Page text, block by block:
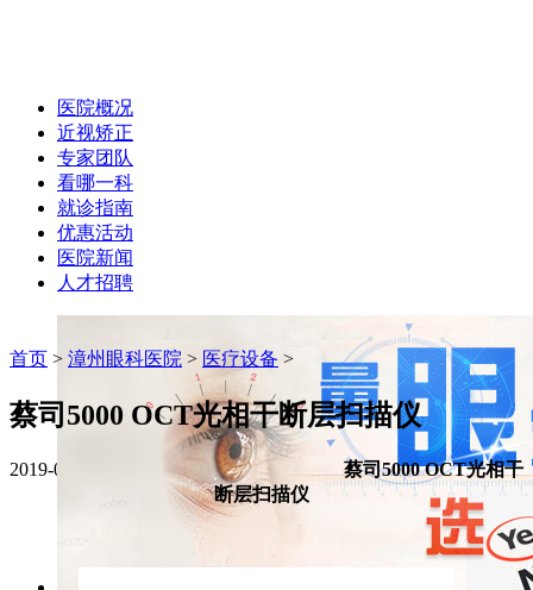
医院概况
近视矫正
专家团队
看哪一科
就诊指南
优惠活动
医院新闻
人才招聘
首页 > 漳州眼科医院 > 医疗设备 >
蔡司5000 OCT光相干断层扫描仪
2019-01-28 作者：hxyk 字体大小: 蔡司5000 OCT光相干
断层扫描仪